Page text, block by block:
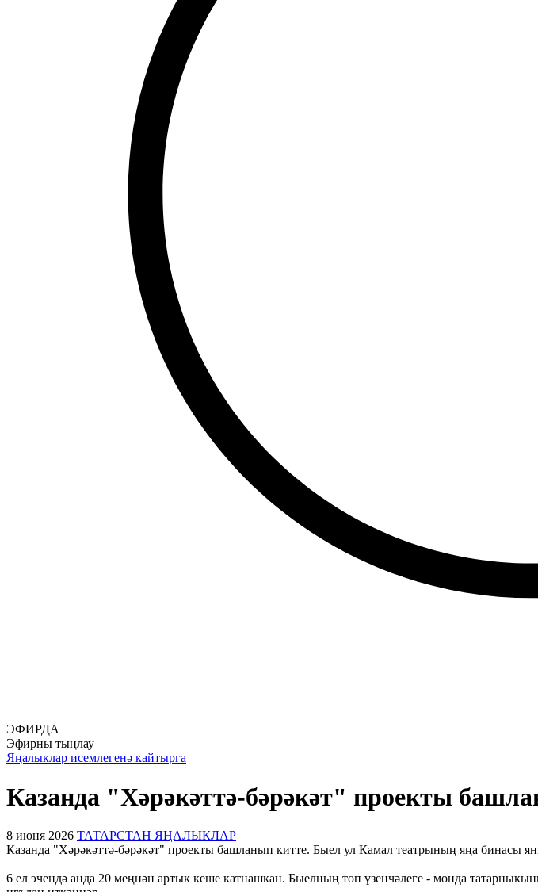
ЭФИРДА
Эфирны тыңлау
Яңалыклар исемлегенә кайтырга
Казанда "Хәрәкәттә-бәрәкәт" проекты
8 июня 2026 ТАТАРСТАН ЯҢАЛЫКЛАР
Казанда "Хәрәкәттә-бәрәкәт" проекты башланып китте. Быел ул Камал театрының яңа бинасы
6 ел эчендә анда 20 меңнән артык кеше катнашкан. Быелның төп үзенчәлеге - монда